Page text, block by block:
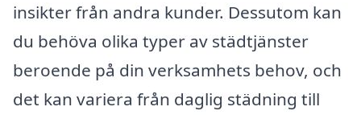
insikter från andra kunder. Dessutom kan
du behöva olika typer av städtjänster
beroende på din verksamhets behov, och
det kan variera från daglig städning till